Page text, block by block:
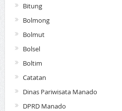
Bitung
Bolmong
Bolmut
Bolsel
Boltim
Catatan
Dinas Pariwisata Manado
DPRD Manado